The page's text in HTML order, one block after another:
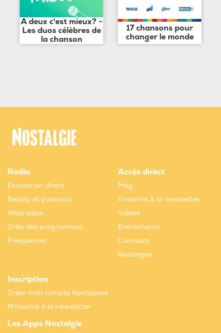
A deux c'est mieux? -
Les duos célèbres de
la chanson
17 chansons pour
changer le monde
Radio
Ecouter en direct
Replay et podcasts
Webradios
Grille des programmes
Fréquences
Accès direct
Mag
S'inscrire à la newsletter
Vidéos
Evènements
Concours
Nostalgie+
Inscription
Créer mon compte Nostapass
M'inscrire à la newsletter
Les Apps Nostalgie